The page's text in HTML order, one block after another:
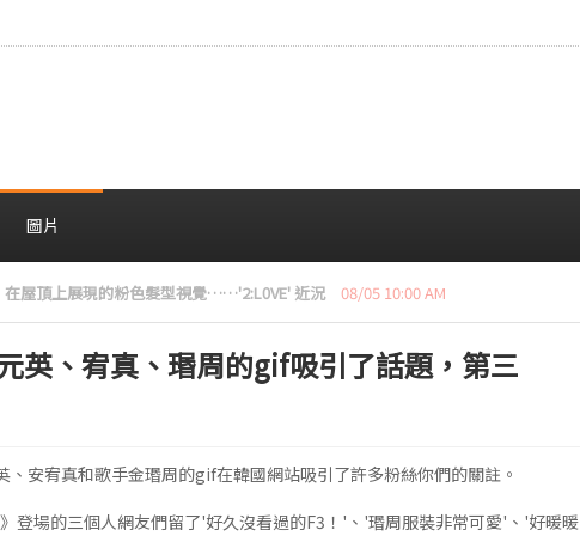
圖片
定延，晚上12點跑步？ 這樣的話，就會瘦下來……半邊臉 08/05 01:05 AM
英、宥真、瑉周的gif吸引了話題，第三
安宥真和歌手金瑉周的gif在韓國網站吸引了許多粉絲你們的關註。
登場的三個人網友們留了'好久沒看過的F3！'、'瑉周服裝非常可愛'、'好暖暖